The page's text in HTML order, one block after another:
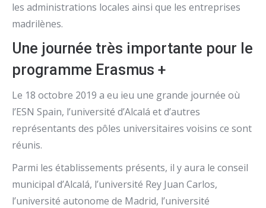
les administrations locales ainsi que les entreprises
madrilènes.
Une journée très importante pour le
programme Erasmus +
Le 18 octobre 2019 a eu ieu une grande journée où
l’ESN Spain, l’université d’Alcalá et d’autres
représentants des pôles universitaires voisins ce sont
réunis.
Parmi les établissements présents, il y aura le conseil
municipal d’Alcalá, l’université Rey Juan Carlos,
l’université autonome de Madrid, l’université